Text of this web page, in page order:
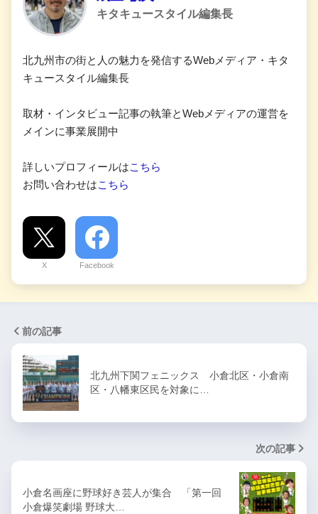
キタキュースタイル編集長
北九州市の街と人の魅力を発信するWebメディア・キタ
キュースタイル編集長
取材・インタビュー記事の執筆とWebメディアの運営を
メインに事業展開中
詳しいプロフィールはこちら
お問い合わせはこちら
X Facebook
前の記事
北九州下関フェニックス 小倉北区・小倉南
区・八幡東区民を対象に…
次の記事
小倉名画座に野球好き芸人が集合 「第一回
小倉爆笑劇場 野球大…